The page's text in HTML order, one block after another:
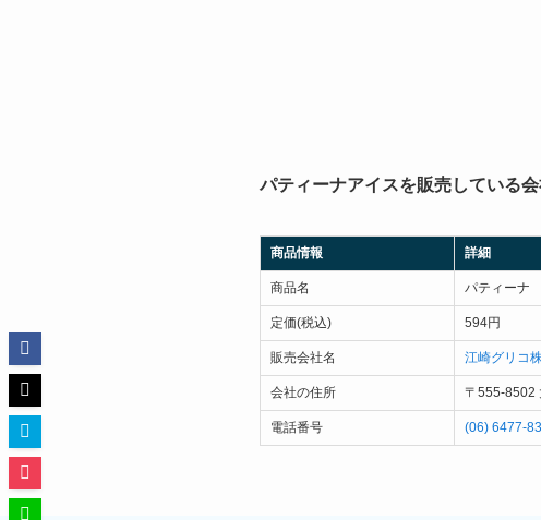
パティーナアイスを販売している
商品情報 詳細
商品名 パティーナ
定価(税込) 594円
販売会社名 江崎グリコ
会社の住所 〒555-8502
電話番号 (06) 6477-